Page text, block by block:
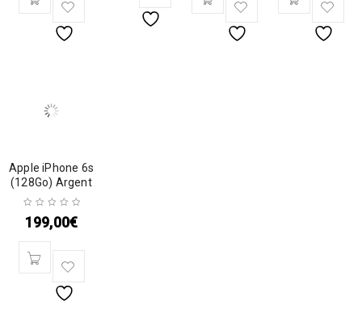
Apple iPhone 6s
(128Go) Argent
199,00€